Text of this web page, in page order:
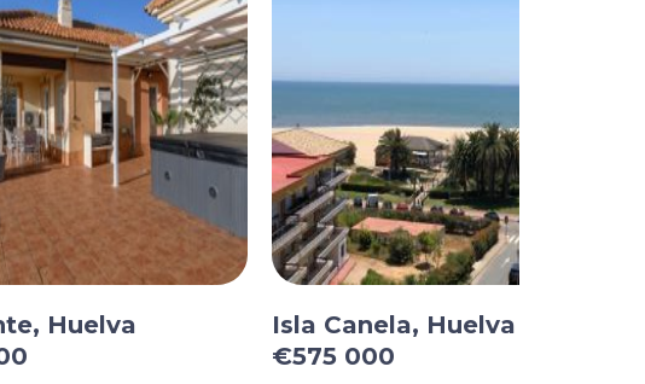
Huelva
Isla Canela, Huelva
€575 000